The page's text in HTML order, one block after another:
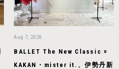
Aug 7, 2026
BALLET The New Classic ×
KAKAN・mister it.、伊勢丹新